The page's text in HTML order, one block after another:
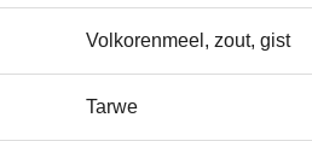
Volkorenmeel, zout, gist
Tarwe